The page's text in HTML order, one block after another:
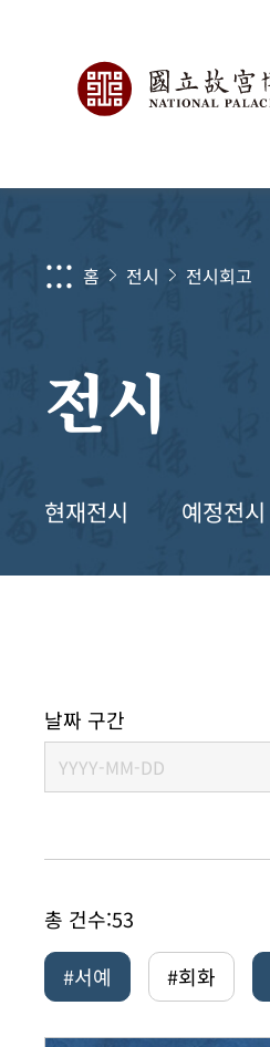
::: 홈 전시 전시회고
전시
현재전시 예정전시
날짜 구간
총 건수:53
#서예
#회화